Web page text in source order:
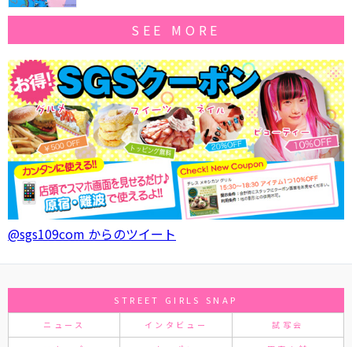
SEE MORE
@sgs109com からのツイート
STREET GIRLS SNAP
ニュース インタビュー 試写会